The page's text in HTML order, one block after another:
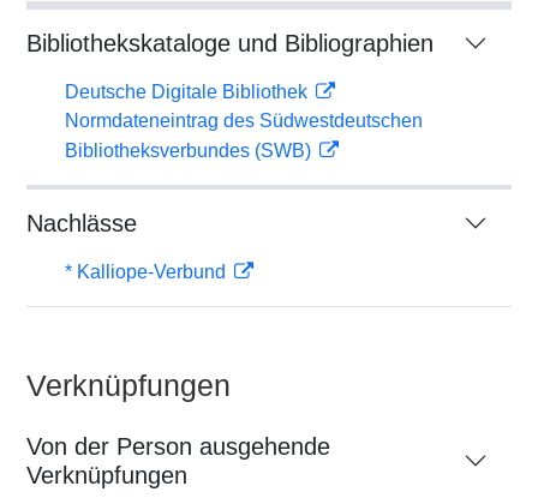
Bibliothekskataloge und Bibliographien
Deutsche Digitale Bibliothek
Normdateneintrag des Südwestdeutschen
Bibliotheksverbundes (SWB)
Nachlässe
* Kalliope-Verbund
Verknüpfungen
Von der Person ausgehende
Verknüpfungen